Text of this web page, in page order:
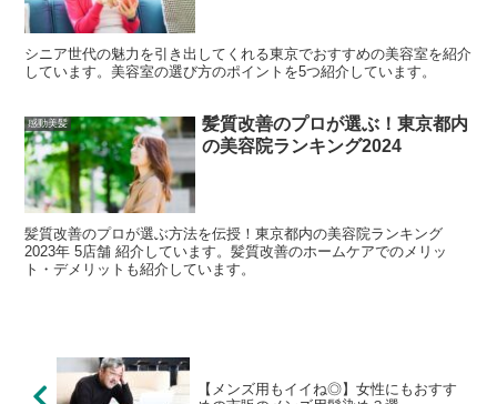
シニア世代の魅力を引き出してくれる東京でおすすめの美容室を紹介
しています。美容室の選び方のポイントを5つ紹介しています。
感動美髪
髪質改善のプロが選ぶ！東京都内
の美容院ランキング2024
髪質改善のプロが選ぶ方法を伝授！東京都内の美容院ランキング
2023年 5店舗 紹介しています。髪質改善のホームケアでのメリッ
ト・デメリットも紹介しています。
【メンズ用もイイね◎】女性にもおすす